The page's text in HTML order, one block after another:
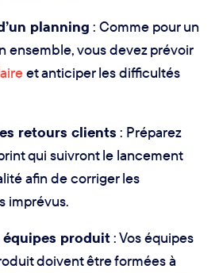
planning : Comme pour un
ensemble, vous devez prévoir
et anticiper les difficultés
retours clients : Préparez
qui suivront le lancement
afin de corriger les
imprévus.
équipes produit: Vos équipes
doivent être formées à